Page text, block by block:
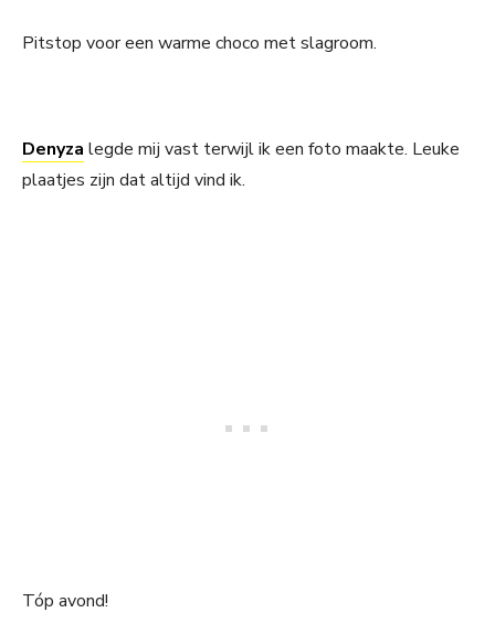
Pitstop voor een warme choco met slagroom.
Denyza legde mij vast terwijl ik een foto maakte. Leuke
plaatjes zijn dat altijd vind ik.
Tóp avond!